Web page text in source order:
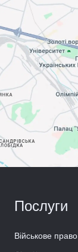
Послуги
Військове право